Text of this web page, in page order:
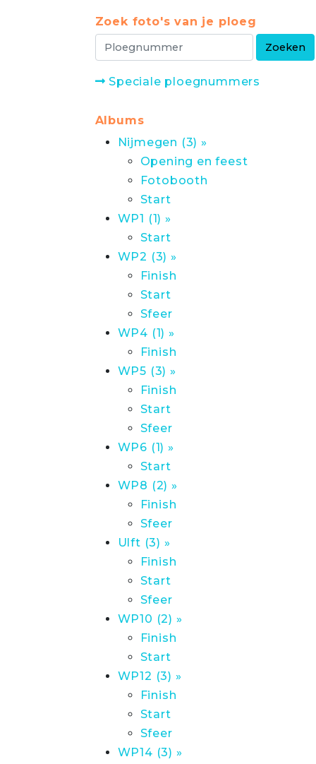
Zoek foto's van je ploeg
Speciale ploegnummers
Albums
Nijmegen (3) »
Opening en feest
Fotobooth
Start
WP1 (1) »
Start
WP2 (3) »
Finish
Start
Sfeer
WP4 (1) »
Finish
WP5 (3) »
Finish
Start
Sfeer
WP6 (1) »
Start
WP8 (2) »
Finish
Sfeer
Ulft (3) »
Finish
Start
Sfeer
WP10 (2) »
Finish
Start
WP12 (3) »
Finish
Start
Sfeer
WP14 (3) »